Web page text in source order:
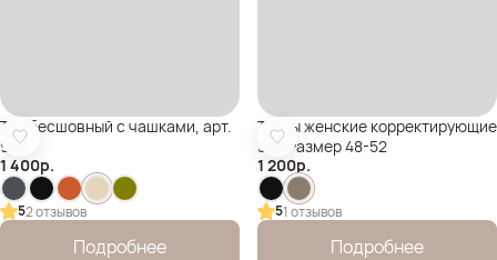
Топ бесшовный с чашками, арт.
902
1 400р.
52 отзывов
Подробнее
Трусы женские корректирующие
328 Размер 48-52
1 200р.
51 отзывов
Подробнее